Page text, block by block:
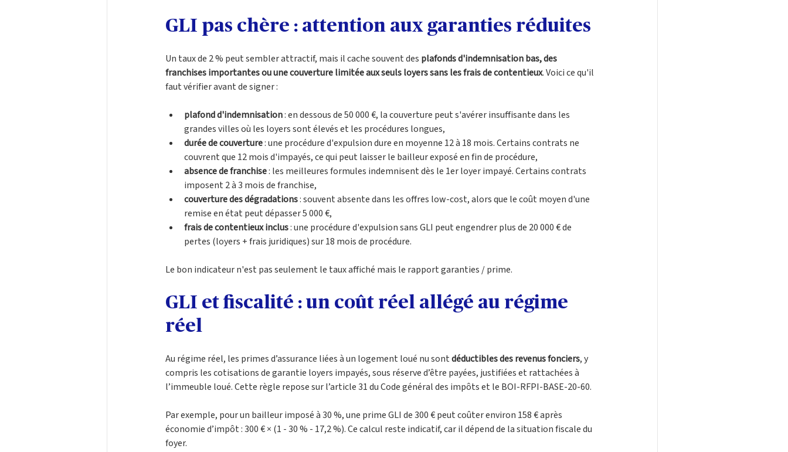
GLI pas chère : attention aux garanties réduites
Un taux de 2 % peut sembler attractif, mais il cache souvent des plafonds d'indemnisation bas, des
franchises importantes ou une couverture limitée aux seuls loyers sans les frais de contentieux. Voici ce qu'il
faut vérifier avant de signer :
plafond d'indemnisation : en dessous de 50 000 €, la couverture peut s'avérer insuffisante dans les
grandes villes où les loyers sont élevés et les procédures longues,
durée de couverture : une procédure d'expulsion dure en moyenne 12 à 18 mois. Certains contrats ne
couvrent que 12 mois d'impayés, ce qui peut laisser le bailleur exposé en fin de procédure,
absence de franchise : les meilleures formules indemnisent dès le 1er loyer impayé. Certains contrats
imposent 2 à 3 mois de franchise,
couverture des dégradations : souvent absente dans les offres low-cost, alors que le coût moyen d'une
remise en état peut dépasser 5 000 €,
frais de contentieux inclus : une procédure d'expulsion sans GLI peut engendrer plus de 20 000 € de
pertes (loyers + frais juridiques) sur 18 mois de procédure.
Le bon indicateur n'est pas seulement le taux affiché mais le rapport garanties / prime.
GLI et fiscalité : un coût réel allégé au régime
réel
Au régime réel, les primes d’assurance liées à un logement loué nu sont déductibles des revenus fonciers, y
compris les cotisations de garantie loyers impayés, sous réserve d’être payées, justifiées et rattachées à
l’immeuble loué. Cette règle repose sur l’article 31 du Code général des impôts et le BOI-RFPI-BASE-20-60.
Par exemple, pour un bailleur imposé à 30 %, une prime GLI de 300 € peut coûter environ 158 € après
économie d’impôt : 300 € × (1 - 30 % - 17,2 %). Ce calcul reste indicatif, car il dépend de la situation fiscale du
foyer.